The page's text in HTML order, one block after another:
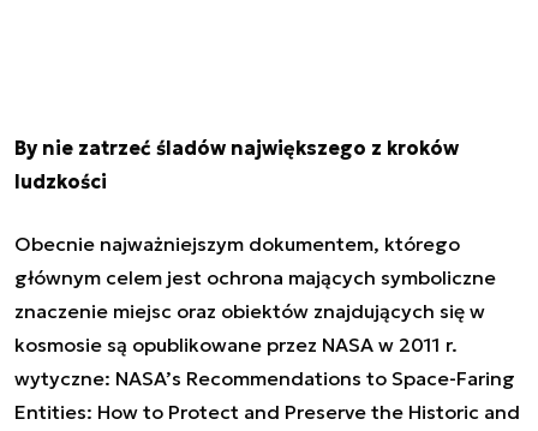
By nie zatrzeć śladów największego z kroków
ludzkości
Obecnie najważniejszym dokumentem, którego
głównym celem jest ochrona mających symboliczne
znaczenie miejsc oraz obiektów znajdujących się w
kosmosie są opublikowane przez NASA w 2011 r.
wytyczne: NASA’s Recommendations to Space-Faring
Entities: How to Protect and Preserve the Historic and